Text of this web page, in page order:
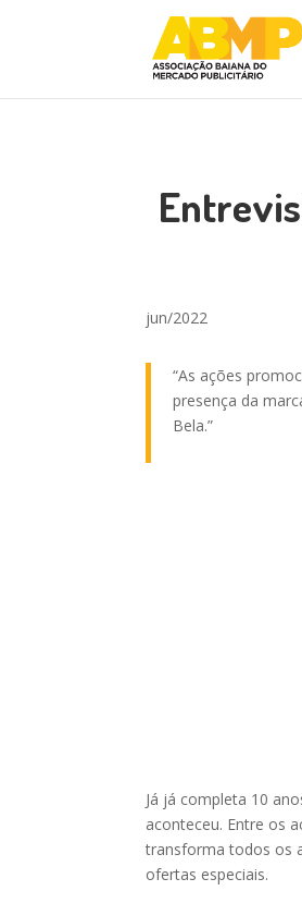
jun/2022
“As ações
presença da
Bela.”
Já já completa 10
aconteceu. Entre os
transforma todos os
ofertas especiais.